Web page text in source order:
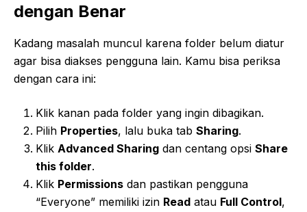
dengan Benar
Kadang masalah muncul karena folder belum diatur
agar bisa diakses pengguna lain. Kamu bisa periksa
dengan cara ini:
Klik kanan pada folder yang ingin dibagikan.
Pilih Properties, lalu buka tab Sharing.
Klik Advanced Sharing dan centang opsi Share
this folder.
Klik Permissions dan pastikan pengguna
“Everyone” memiliki izin Read atau Full Control,